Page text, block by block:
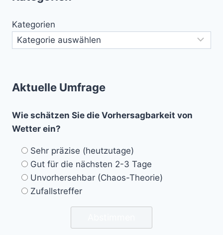
Kategorien
Aktuelle Umfrage
Wie schätzen Sie die Vorhersagbarkeit von
Wetter ein?
Sehr präzise (heutzutage)
Gut für die nächsten 2-3 Tage
Unvorhersehbar (Chaos-Theorie)
Zufallstreffer